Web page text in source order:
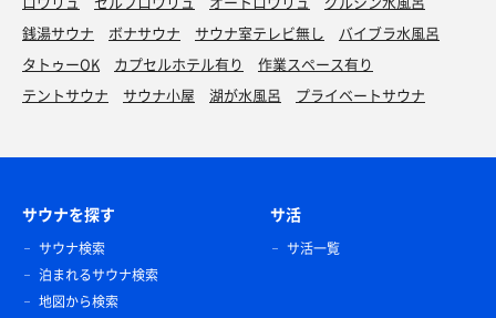
銭湯サウナ
ボナサウナ サウナ室テレビ無し
バイブラ水風呂
タトゥーOK
カプセルホテル有り
作業スペース有り
テントサウナ
サウナ小屋 湖が水風呂 プライベートサウナ
サウナを探す
サウナ検索
泊まれるサウナ検索
地図から検索
サ活
サ活一覧